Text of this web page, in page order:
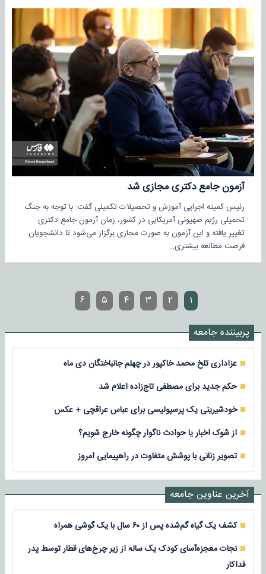
آزمون جامع دکتری مجازی شد
رئیس کمیته اجرایی آموزش و تحصیلات تکمیلی گفت: با توجه به جنگ
تحمیلی رژیم صهیونی آمریکایی در کشور، زمان آزمون جامع دکتری
تغییر یافته و این آزمون به صورت مجازی برگزار می‌شود تا دانشجویان
فرصت مطالعه بیشتری…
۱ ۲ ۳ ۴ ۵
۶
پربیننده جامعه
عزاداری تلخ محمد خاکپور در چهلم جانباختگان دی ماه
حکم جدید برای مصطفی تاج‌زاده اعلام شد
خودشیرینی یک پرسپولیسی برای عباس عراقچی + عکس
از شوک اخبار یا حوادث ناگوار چگونه خارج شویم؟
تصویر زنانی با پوشش متفاوت در راهپیمایی امروز
آخرین عناوین جامعه
کشف یک گیاه گم‌شده پس از ۶۰ سال با یک گوشی همراه
نجات معجزه‌آسای کودک یک ساله از زیر چرخ‌های قطار توسط پدر
فداکار